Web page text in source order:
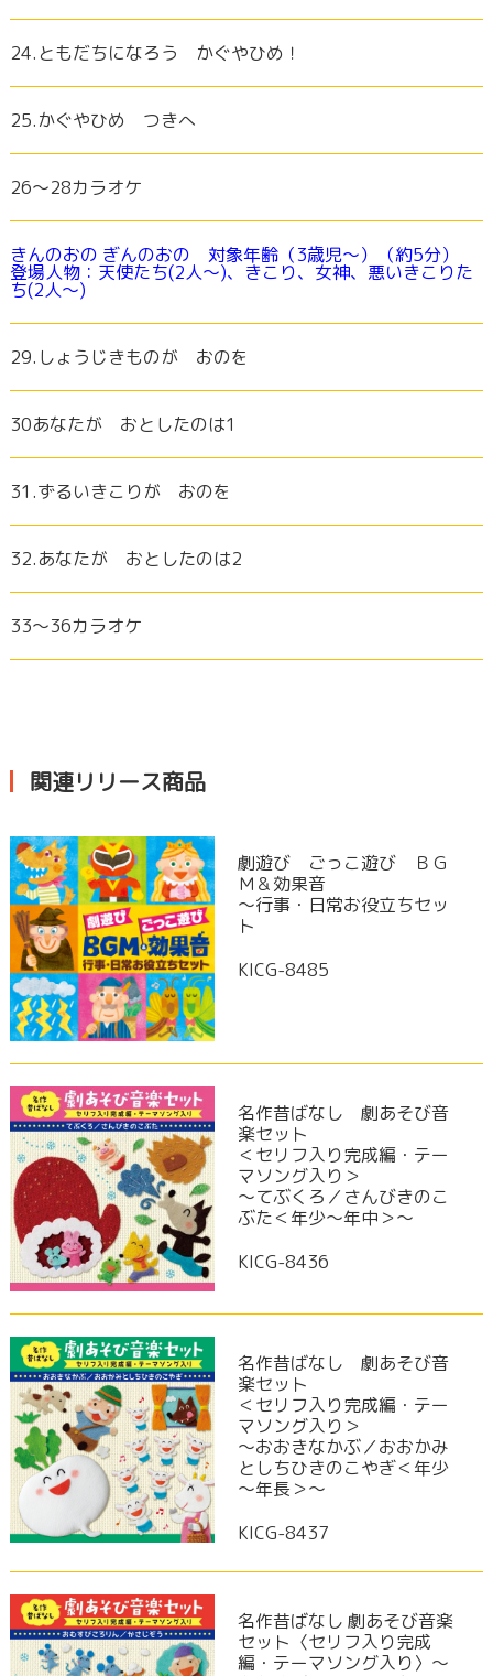
24.ともだちになろう かぐやひめ！
25.かぐやひめ つきへ
26〜28カラオケ
きんのおの ぎんのおの 対象年齢（3歳児～）（約5分）
登場人物：天使たち(2人～)、きこり、女神、悪いきこりた
ち(2人～)
29.しょうじきものが おのを
30あなたが おとしたのは1
31.ずるいきこりが おのを
32.あなたが おとしたのは2
33〜36カラオケ
関連リリース商品
劇遊び ごっこ遊び ＢＧ
Ｍ＆効果音
～行事・日常お役立ちセッ
ト
KICG-8485
名作昔ばなし 劇あそび音
楽セット
＜セリフ入り完成編・テー
マソング入り＞
～てぶくろ／さんびきのこ
ぶた＜年少～年中＞～
KICG-8436
名作昔ばなし 劇あそび音
楽セット
＜セリフ入り完成編・テー
マソング入り＞
～おおきなかぶ／おおかみ
としちひきのこやぎ＜年少
～年長＞～
KICG-8437
名作昔ばなし 劇あそび音楽
セット〈セリフ入り完成
編・テーマソング入り〉～